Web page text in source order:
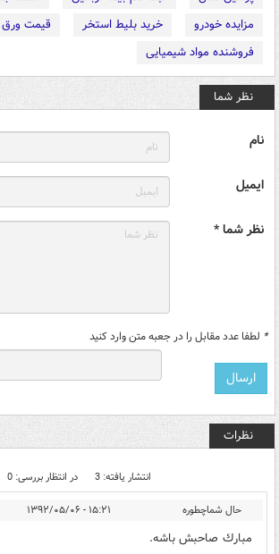
مزایده خودرو
خرید بلیط استخر
قیمت
فروشنده مواد شیمیایی
نظر شما
نام
ایمیل
نظر شما *
* لطفا عدد مقابل را در جعبه متن وارد کنید
نظرات
انتشار یافته: 3 در انتظار بررسی: 0
حال شماچطوره ۱۵:۲۱ - ۱۳۹۲/۰۵/۰۶
مبارك صاحبش باشه.